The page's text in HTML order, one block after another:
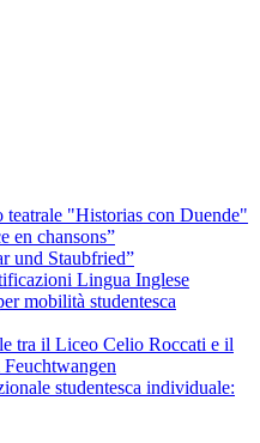
teatrale "Historias con Duende"
en chansons”
und Staubfried”
Lingua Inglese
mobilità studentesca
tra il Liceo Celio Roccati e il
studentesca individuale: